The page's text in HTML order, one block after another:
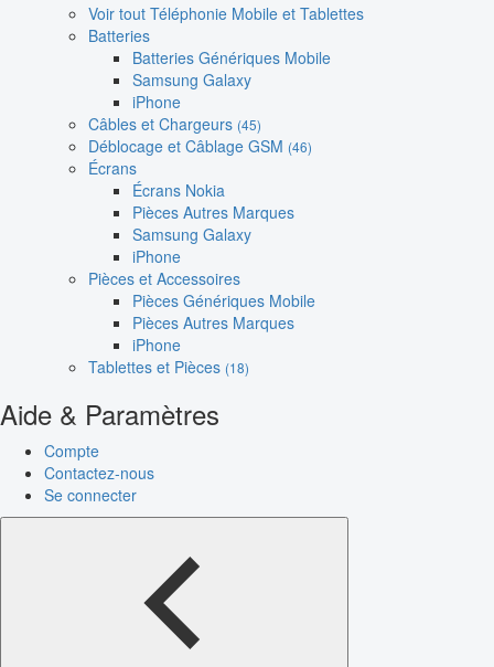
Voir tout Téléphonie Mobile et Tablettes
Batteries
Batteries Génériques Mobile
Samsung Galaxy
iPhone
Câbles et Chargeurs (45)
Déblocage et Câblage GSM (46)
Écrans
Écrans Nokia
Pièces Autres Marques
Samsung Galaxy
iPhone
Pièces et Accessoires
Pièces Génériques Mobile
Pièces Autres Marques
iPhone
Tablettes et Pièces (18)
Aide & Paramètres
Compte
Contactez-nous
Se connecter